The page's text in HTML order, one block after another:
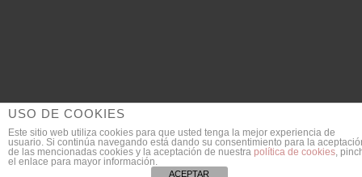
© 2018 DanieldeGarcia.com | Fotógrafo de Bodas
SEO Provided byJULIAN MACIAS
USO DE COOKIES
Este sitio web utiliza cookies para que usted tenga la mejor experiencia de
usuario. Si continúa navegando está dando su consentimiento para la
de las mencionadas cookies y la aceptación de nuestra política de cookies,
el enlace para mayor información.
ACEPTAR